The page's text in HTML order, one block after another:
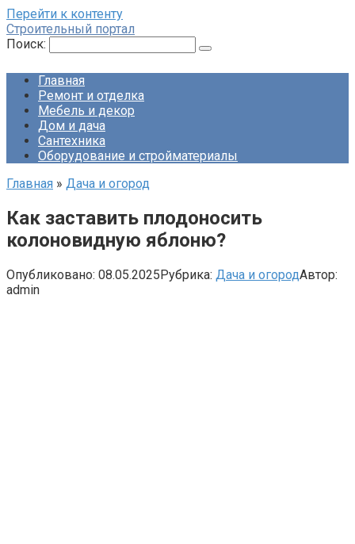
Перейти к контенту
Строительный портал
Поиск:
Главная
Ремонт и отделка
Мебель и декор
Дом и дача
Сантехника
Оборудование и стройматериалы
Главная » Дача и огород
Как заставить плодоносить
колоновидную яблоню?
Опубликовано: 08.05.2025Рубрика: Дача и огородАвтор:
admin